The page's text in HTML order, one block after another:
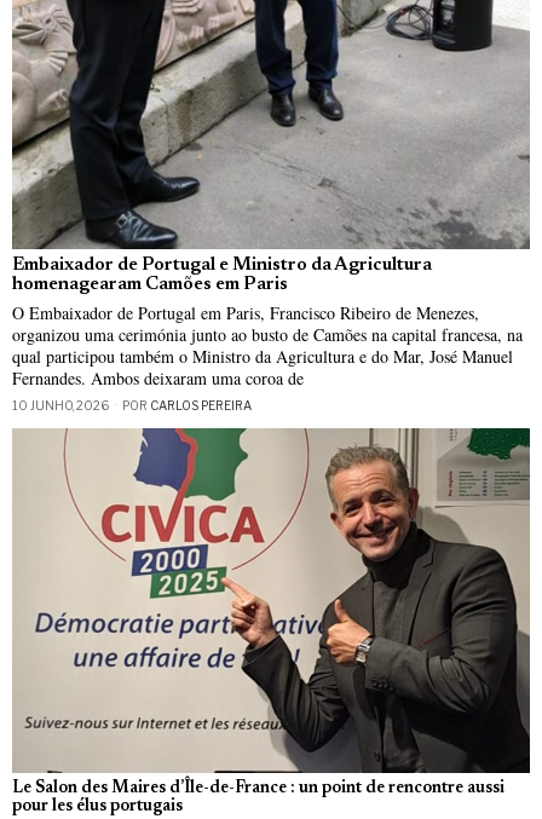
Embaixador de Portugal e Ministro da Agricultura
homenagearam Camões em Paris
O Embaixador de Portugal em Paris, Francisco Ribeiro de Menezes,
organizou uma cerimónia junto ao busto de Camões na capital francesa, na
qual participou também o Ministro da Agricultura e do Mar, José Manuel
Fernandes. Ambos deixaram uma coroa de
10 JUNHO, 2026 POR CARLOS PEREIRA
Le Salon des Maires d’Île-de-France : un point de rencontre aussi
pour les élus portugais